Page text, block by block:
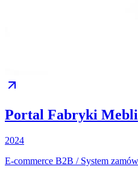
Portal Fabryki Mebli
2024
E-commerce B2B / System